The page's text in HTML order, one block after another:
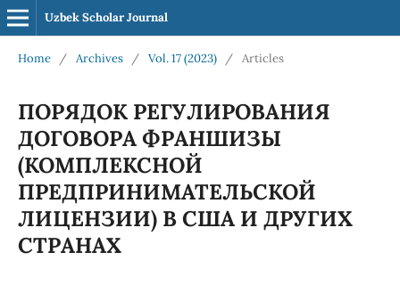
Uzbek Scholar Journal
Home / Archives / Vol. 17 (2023) / Articles
ПОРЯДОК РЕГУЛИРОВАНИЯ
ДОГОВОРА ФРАНШИЗЫ
(КОМПЛЕКСНОЙ
ПРЕДПРИНИМАТЕЛЬСКОЙ
ЛИЦЕНЗИИ) В США И ДРУГИХ
СТРАНАХ